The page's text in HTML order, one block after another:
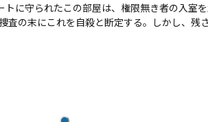
トに守られたこの部屋は、権限無き者の入室
査の末にこれを自殺と断定する。しかし、残